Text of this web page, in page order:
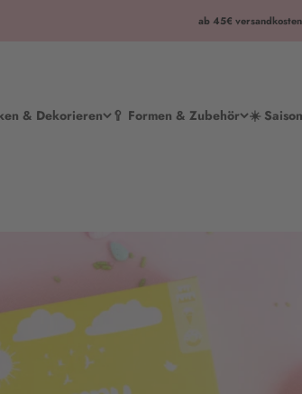
ab 45€
& Dekorieren 🥄 Formen & Zubehör ☀️